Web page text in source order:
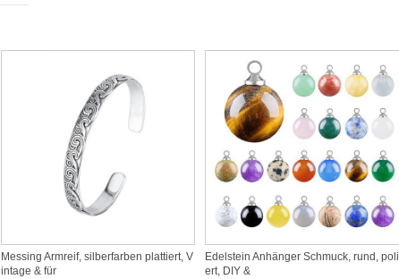
Messing Armreif, silberfarben plattiert, V
intage & für
Edelstein Anhänger Schmuck, rund, poli
ert, DIY &